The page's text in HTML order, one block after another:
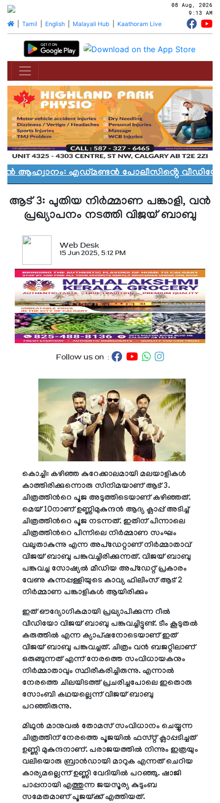
08 Aug, 2026
9:13 AM
| Tamil English| Malayali Hub Kaathoram Live
ആഹ്വാനം: എഡ്മണ്ടൻ പോലീസിൻ്റെ വീഡിയോ
ആട് 3: പുതിയ നിര്‍മ്മാണ പങ്കാളി, വന്‍
പ്രഖ്യാപനം നടത്തി വിജയ് ബാബു
Web Desk
15 Jun 2025, 5:12 PM
Follow us on :
കൊച്ചി: കഴിഞ്ഞ കുറേക്കാലമായി മലയാളികൾ
കാത്തിരിക്കുന്നൊരു സിനിമയാണ് ആട് 3.
ചിത്രത്തിന്‍റെ പൂജ അടുത്തിടെയാണ് കഴിഞ്ഞത്.
മെയ് 10നാണ് ഉണ്ണിമുകുന്ദന്‍ ആദ്യ ക്ലാപ്പ് അടിച്ച്
ചിത്രത്തിന്‍റെ പൂജ നടന്നത്. ഇതിന് പിന്നാലെ
ചിത്രത്തിന്‍റെ പിന്നിലെ നിര്‍മ്മാണ സംഘം
വലുതാകുന്നു എന്ന അപ്ഡേറ്റാണ് നിര്‍‌മ്മാതാവ്
വിജയ് ബാബു പങ്കുവച്ചിരിക്കുന്നത്. വിജയ് ബാബു
പങ്കുവച്ച സോഷ്യല്‍ മീഡിയ അപ്ഡേറ്റ് പ്രകാരം
വേണു കുന്നപ്പള്ളിയുടെ കാവ്യ ഫിലിംസ് ആട് 2
നിര്‍മ്മാണ പങ്കാളികള്‍ ആയിരിക്കും
ഇത് ഔദ്യോഗികമായി പ്രഖ്യാപിക്കുന്ന റീല്‍
വീഡിയോ വിജയ് ബാബു പങ്കുവച്ചിട്ടുണ്ട്. ടീം കൂടുതല്‍
കരുത്തില്‍ എന്ന ക്യാപ്ഷനോടെയാണ് ഇത്
വിജയ് ബാബു പങ്കുവച്ചത്. ചിത്രം വന്‍ ബജറ്റിലാണ്
ഒരുങ്ങുന്നത് എന്ന് നേരത്തെ സംവിധായകനും
നിര്‍മ്മാതാവും സ്ഥിരീകരിച്ചിരുന്നു. എന്നാല്‍
നേരത്തെ ചിലയിടത്ത് പ്രചരിച്ചപോലെ ഇതൊരു
സോംബി കഥയല്ലെന്ന് വിജയ് ബാബു
പറഞ്ഞിരുന്നു.
മിഥുൻ മാനുവൽ തോമസ് സംവിധാനം ചെയ്യുന്ന
ചിത്രത്തിന് നേരത്തെ പൂജയില്‍ ഫസ്റ്റ് ക്ലാപ്പടിച്ചത്
ഉണ്ണി മുകുന്ദനാണ്. പരാജയത്തിൽ നിന്നും ഇത്രയും
വലിയൊരു ബ്രാൻഡായി മാറുക എന്നത് ചെറിയ
കാര്യമല്ലെന്ന് ഉണ്ണി വേദിയിൽ പറഞ്ഞു. ഷാജി
പാപ്പനായി എത്തുന്ന ജയസൂര്യ കുടുംബ
സമേതമാണ് പൂജയ്ക്ക് എത്തിയത്.